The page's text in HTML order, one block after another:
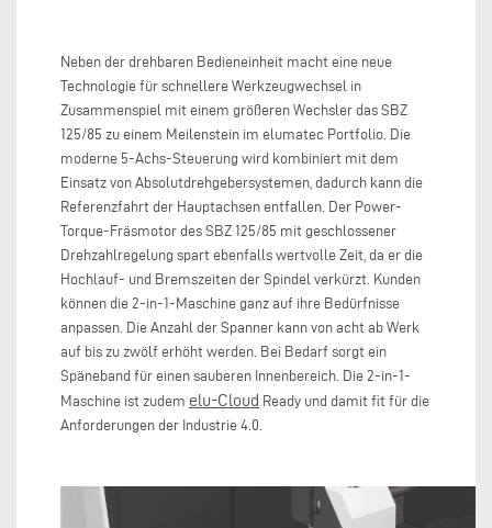
Neben der drehbaren Bedieneinheit macht eine neue
Technologie für schnellere Werkzeugwechsel in
Zusammenspiel mit einem größeren Wechsler das SBZ
125/85 zu einem Meilenstein im elumatec Portfolio. Die
moderne 5-Achs-Steuerung wird kombiniert mit dem
Einsatz von Absolutdrehgebersystemen, dadurch kann die
Referenzfahrt der Hauptachsen entfallen. Der Power-
Torque-Fräsmotor des SBZ 125/85 mit geschlossener
Drehzahlregelung spart ebenfalls wertvolle Zeit, da er die
Hochlauf- und Bremszeiten der Spindel verkürzt. Kunden
können die 2-in-1-Maschine ganz auf ihre Bedürfnisse
anpassen. Die Anzahl der Spanner kann von acht ab Werk
auf bis zu zwölf erhöht werden. Bei Bedarf sorgt ein
Späneband für einen sauberen Innenbereich. Die 2-in-1-
Maschine ist zudem elu-Cloud Ready und damit fit für die
Anforderungen der Industrie 4.0.